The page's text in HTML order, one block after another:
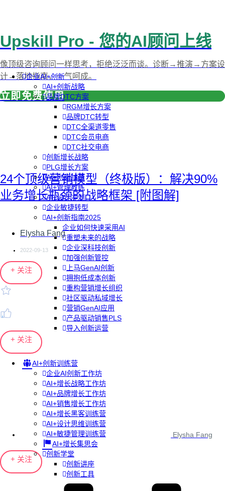
企业AI+创新
AI+创新战略
品牌DTC方案
RGM增长方案
品牌DTC转型
DTC全渠道零售
DTC会员电商
DTC社交电商
创新增长战略
PLG增长方案
AI+创新加速
AI+管理教练
AI+设计冲刺
企业敏捷转型
AI+创新指南2025
企业如何快速采用AI
重塑未来的战略
企业深科技创新
加强创新管控
上马GenAI创新
拥抱低成本创新
重构营销增长组织
社区驱动私域增长
营销GenAI应用
产品驱动销售PLS
导入创新运营
AI+创新训练营
企业AI创新工作坊
AI+增长战略工作坊
AI+品牌增长工作坊
AI+销售增长工作坊
AI+增长黑客训练营
AI+设计思维训练营
AI+敏捷管理训练营
AI+增长集思会
创新学堂
创新讲座
创新工具
Upskill Pro - 您的AI顾问上线
像顶级咨询顾问一样思考，拒绝泛泛而谈。诊断→推演→方案设
计→落地指南，一气呵成。
立即免费使用
24个顶级营销模型（终极版）：解决90%
业务增长瓶颈的战略框架 [附图解]
Elysha Fang
2022-09-13
+ 关注
+ 关注
Elysha Fang
+ 关注